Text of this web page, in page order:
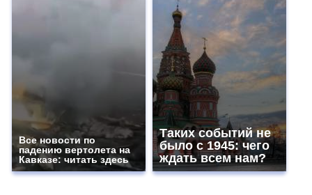
Все новости по
падению вертолета на
Кавказе: читать здесь
Таких событий не
было с 1945: чего
ждать всем нам?